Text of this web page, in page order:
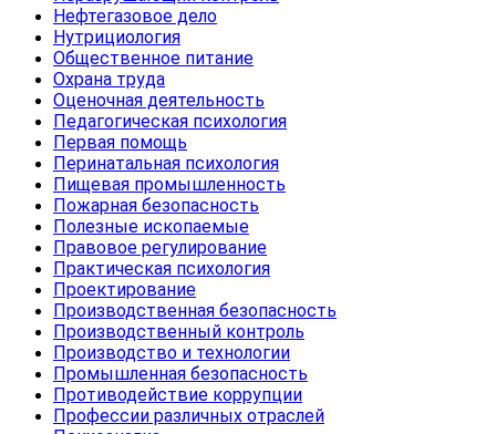
Нефтегазовое дело
Нутрициология
Общественное питание
Охрана труда
Оценочная деятельность
Педагогическая психология
Первая помощь
Перинатальная психология
Пищевая промышленность
Пожарная безопасность
Полезные ископаемые
Правовое регулирование
Практическая психология
Проектирование
Производственная безопасность
Производственный контроль
Производство и технологии
Промышленная безопасность
Противодействие коррупции
Профессии различных отраслей